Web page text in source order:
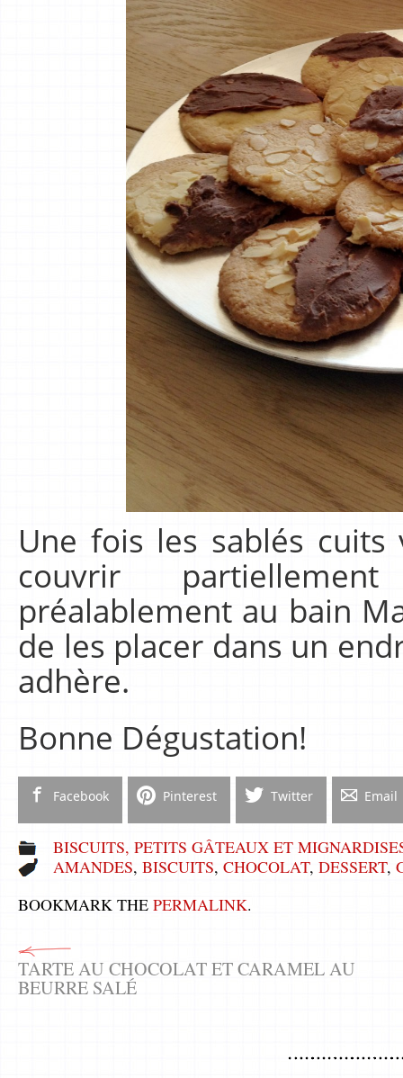
Une fois les sablés
couvrir
préalablement au bain
de les placer dans un
adhère.
Bonne Dégustation!
Facebook Pinterest Twitter Email
BISCUITS, PETITS GÂTEAUX ET
AMANDES, BISCUITS, CHOCOLAT, DESSERT,
BOOKMARK THE PERMALINK.
TARTE AU CHOCOLAT ET CARAMEL AU
BEURRE SALÉ